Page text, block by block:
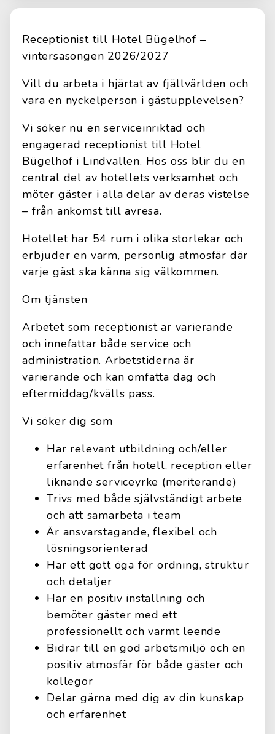
Receptionist till Hotel Bügelhof –
vintersäsongen 2026/2027
Vill du arbeta i hjärtat av fjällvärlden och
vara en nyckelperson i gästupplevelsen?
Vi söker nu en serviceinriktad och
engagerad receptionist till Hotel
Bügelhof i Lindvallen. Hos oss blir du en
central del av hotellets verksamhet och
möter gäster i alla delar av deras vistelse
– från ankomst till avresa.
Hotellet har 54 rum i olika storlekar och
erbjuder en varm, personlig atmosfär där
varje gäst ska känna sig välkommen.
Om tjänsten
Arbetet som receptionist är varierande
och innefattar både service och
administration. Arbetstiderna är
varierande och kan omfatta dag och
eftermiddag/kvälls pass.
Vi söker dig som
Har relevant utbildning och/eller
erfarenhet från hotell, reception eller
liknande serviceyrke (meriterande)
Trivs med både självständigt arbete
och att samarbeta i team
Är ansvarstagande, flexibel och
lösningsorienterad
Har ett gott öga för ordning, struktur
och detaljer
Har en positiv inställning och
bemöter gäster med ett
professionellt och varmt leende
Bidrar till en god arbetsmiljö och en
positiv atmosfär för både gäster och
kollegor
Delar gärna med dig av din kunskap
och erfarenhet